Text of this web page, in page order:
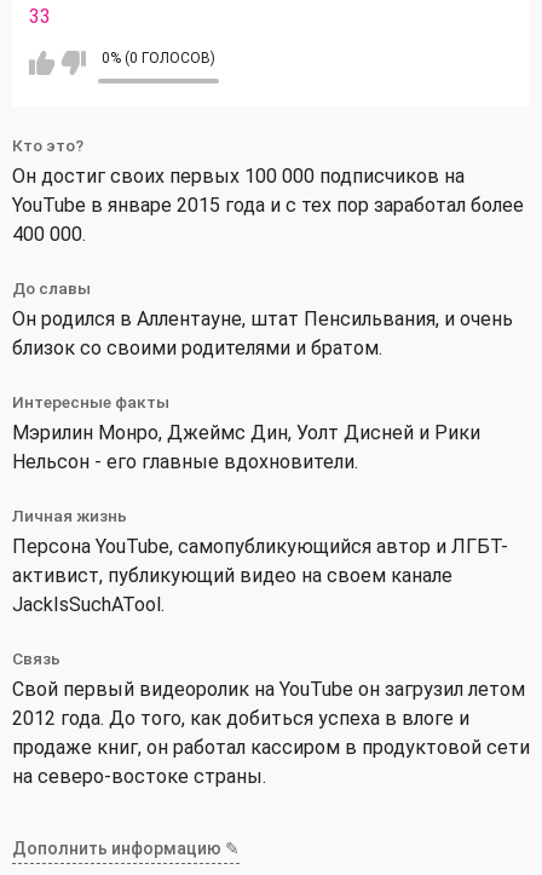
33
0% (0 ГОЛОСОВ)
Кто это?
Он достиг своих первых 100 000 подписчиков на
YouTube в январе 2015 года и с тех пор заработал более
400 000.
До славы
Он родился в Аллентауне, штат Пенсильвания, и очень
близок со своими родителями и братом.
Интересные факты
Мэрилин Монро, Джеймс Дин, Уолт Дисней и Рики
Нельсон - его главные вдохновители.
Личная жизнь
Персона YouTube, самопубликующийся автор и ЛГБТ-
активист, публикующий видео на своем канале
JackIsSuchATool.
Связь
Свой первый видеоролик на YouTube он загрузил летом
2012 года. До того, как добиться успеха в влоге и
продаже книг, он работал кассиром в продуктовой сети
на северо-востоке страны.
Дополнить информацию ✎